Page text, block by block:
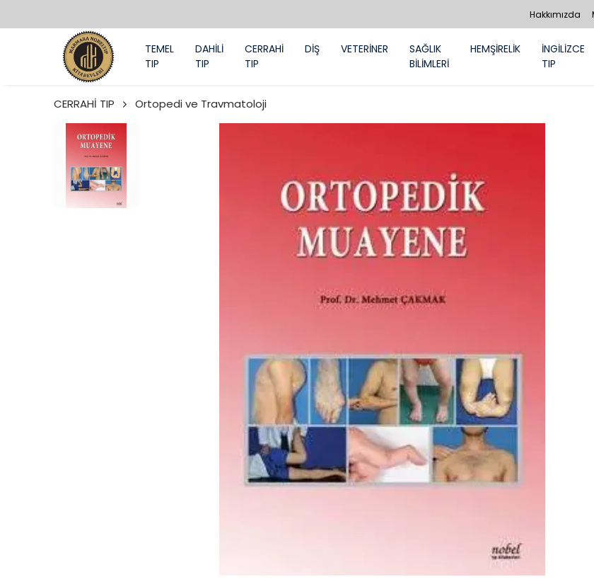
Hakkımızda
TEMEL
TIP
DAHİLİ
TIP
CERRAHİ
TIP
DİŞ VETERİNER
SAĞLIK
BİLİMLERİ
HEMŞİRELİK
İNGİLİZCE
TIP
CERRAHİ TIP Ortopedi ve Travmatoloji